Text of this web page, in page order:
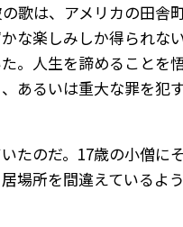
歌は、アメリカの田舎
な楽しみしか得られな
。人生を諦めることを
あるいは重大な罪を犯
たのだ。17歳の小僧に
場所を間違えているよ